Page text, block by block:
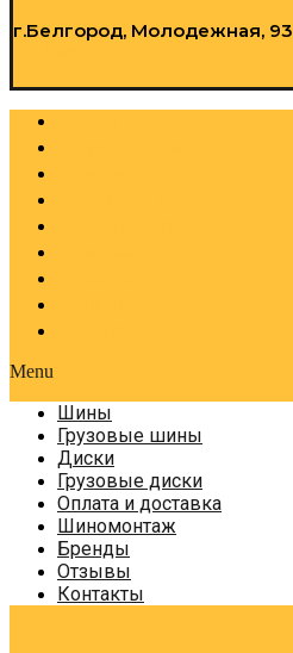
г.Белгород, Молодежная, 93
Menu
Шины
Грузовые шины
Диски
Грузовые диски
Оплата и доставка
Шиномонтаж
Бренды
Отзывы
Контакты